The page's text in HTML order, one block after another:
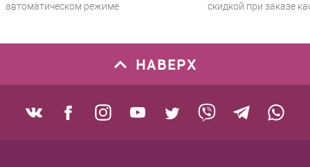
автоматическом режиме
скидкой при заказе
НАВЕРХ